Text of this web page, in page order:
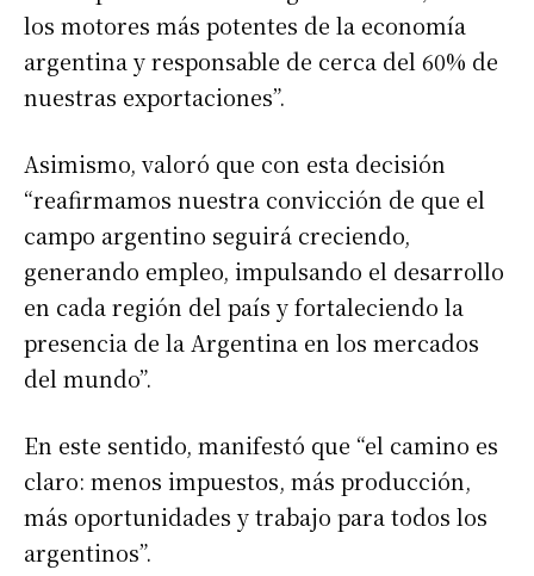
los motores más potentes de la economía
argentina y responsable de cerca del 60% de
nuestras exportaciones”.
Asimismo, valoró que con esta decisión
“reafirmamos nuestra convicción de que el
campo argentino seguirá creciendo,
generando empleo, impulsando el desarrollo
en cada región del país y fortaleciendo la
presencia de la Argentina en los mercados
del mundo”.
En este sentido, manifestó que “el camino es
claro: menos impuestos, más producción,
más oportunidades y trabajo para todos los
argentinos”.